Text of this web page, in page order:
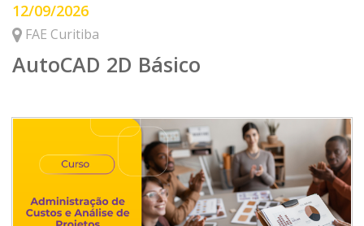
12/09/2026
FAE Curitiba
AutoCAD 2D Básico